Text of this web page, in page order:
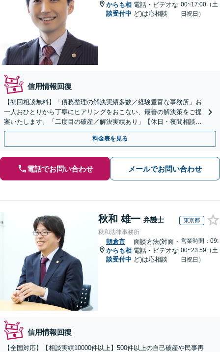
からも相
談受付中
電話・ビデオな
ど)は応相談
00~17:00（土
日祝日）
信用情報回復
【初回相談無料】「債務整理の解決実績多数／経験豊富な事務所」お
一人おひとりから丁寧にヒアリングをおこない、最善の解決策をご提
案いたします。「二度目の破産／解決実績あり」【休日・夜間相談
可】
料金表を見る
電話でお問い合わせ メールでお問い合わせ
秋和 雄一 弁護士 東京都
秋和法律事務所
朝倉市
からも相
談受付中
面談方法(対面・
電話・ビデオな
ど)は応相談
営業時間：09:
00~23:59（土
日祝日）
信用情報回復
【全国対応】【相談実績10000件以上】500件以上の自己破産や民事再